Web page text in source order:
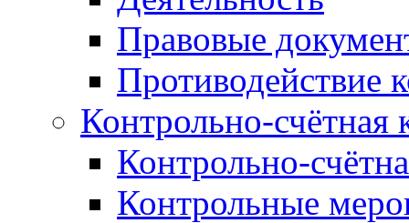
Правовые
Противодействие
Контрольно-счётная
Контрольно-
Контрольные